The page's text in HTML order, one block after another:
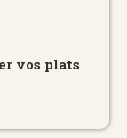
vos plats